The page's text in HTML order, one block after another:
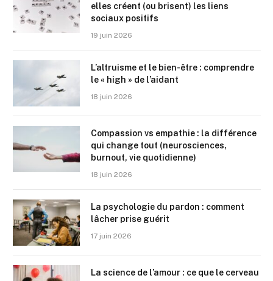
elles créent (ou brisent) les liens
sociaux positifs
19 juin 2026
L’altruisme et le bien-être : comprendre
le « high » de l’aidant
18 juin 2026
Compassion vs empathie : la différence
qui change tout (neurosciences,
burnout, vie quotidienne)
18 juin 2026
La psychologie du pardon : comment
lâcher prise guérit
17 juin 2026
La science de l’amour : ce que le cerveau